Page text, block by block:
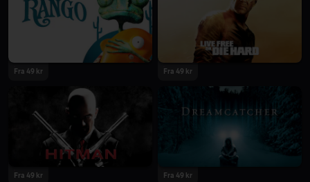
Fra 49 kr Fra 49 kr
Fra 49 kr Fra 49 kr